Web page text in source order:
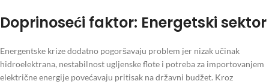
Doprinoseći faktor: Energetski sektor
Energentske krize dodatno pogoršavaju problem jer nizak učinak
hidroelektrana, nestabilnost ugljenske flote i potreba za importovanjem
električne energije povećavaju pritisak na državni budžet. Kroz